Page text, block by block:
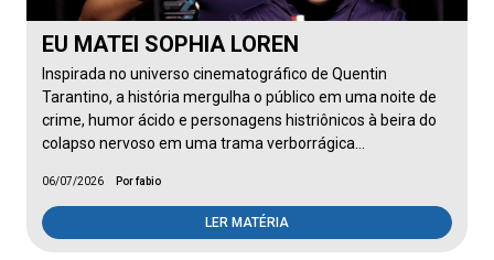
EU MATEI SOPHIA LOREN
Inspirada no universo cinematográfico de Quentin
Tarantino, a história mergulha o público em uma noite de
crime, humor ácido e personagens histriônicos à beira do
colapso nervoso em uma trama verborrágica…
06/07/2026 Por fabio
LER MATÉRIA